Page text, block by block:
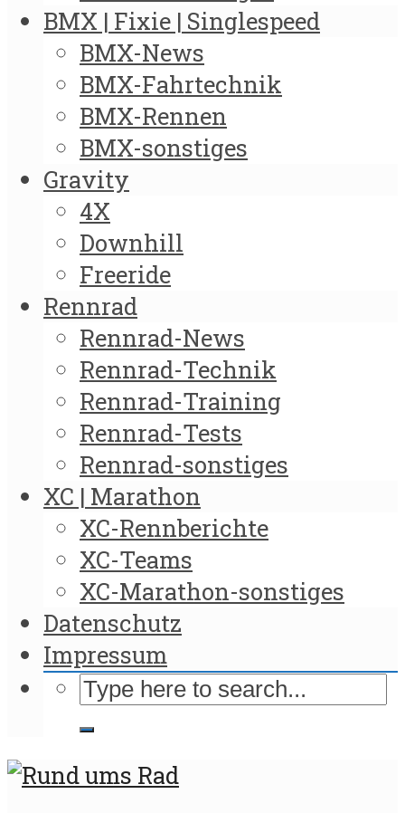
BMX | Fixie | Singlespeed
BMX-News
BMX-Fahrtechnik
BMX-Rennen
BMX-sonstiges
Gravity
4X
Downhill
Freeride
Rennrad
Rennrad-News
Rennrad-Technik
Rennrad-Training
Rennrad-Tests
Rennrad-sonstiges
XC | Marathon
XC-Rennberichte
XC-Teams
XC-Marathon-sonstiges
Datenschutz
Impressum